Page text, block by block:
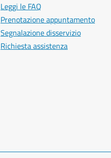
Leggi le FAQ
Prenotazione appuntamento
Segnalazione disservizio
Richiesta assistenza